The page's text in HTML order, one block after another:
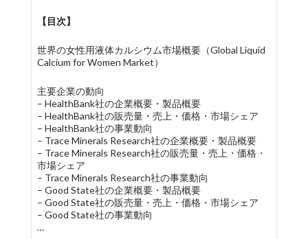
【目次】
世界の女性用液体カルシウム市場概要（Global Liquid
Calcium for Women Market）
主要企業の動向
– HealthBank社の企業概要・製品概要
– HealthBank社の販売量・売上・価格・市場シェア
– HealthBank社の事業動向
– Trace Minerals Research社の企業概要・製品概要
– Trace Minerals Research社の販売量・売上・価格・
市場シェア
– Trace Minerals Research社の事業動向
– Good State社の企業概要・製品概要
– Good State社の販売量・売上・価格・市場シェア
– Good State社の事業動向
…